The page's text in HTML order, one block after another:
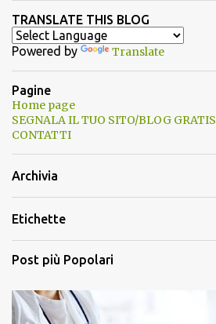
TRANSLATE THIS BLOG
Powered by Translate
Pagine
Home page
SEGNALA IL TUO SITO/BLOG GRATIS
CONTATTI
Archivia
Etichette
Post più Popolari